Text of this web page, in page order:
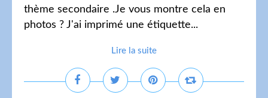
thème secondaire .Je vous montre cela en
photos ? J'ai imprimé une étiquette...
Lire la suite